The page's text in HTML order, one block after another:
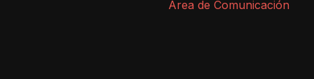
Área de Comunicación